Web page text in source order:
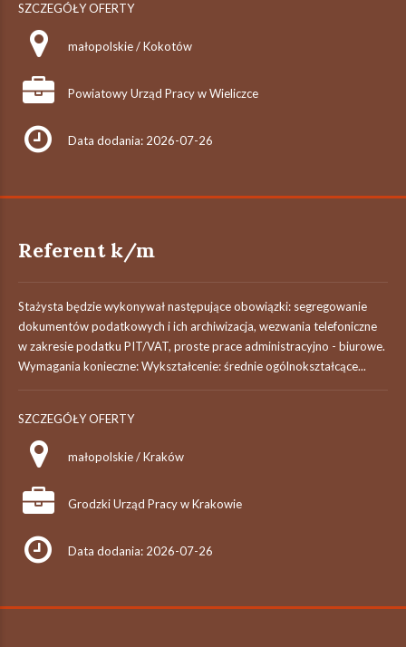
SZCZEGÓŁY OFERTY
małopolskie / Kokotów
Powiatowy Urząd Pracy w Wieliczce
Data dodania: 2026-07-26
Referent k/m
Stażysta będzie wykonywał następujące obowiązki: segregowanie
dokumentów podatkowych i ich archiwizacja, wezwania telefoniczne
w zakresie podatku PIT/VAT, proste prace administracyjno - biurowe.
Wymagania konieczne: Wykształcenie: średnie ogólnokształcące...
SZCZEGÓŁY OFERTY
małopolskie / Kraków
Grodzki Urząd Pracy w Krakowie
Data dodania: 2026-07-26